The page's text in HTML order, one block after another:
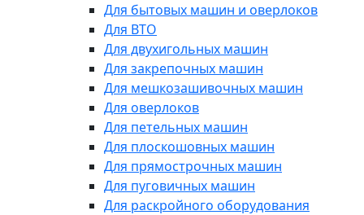
Для бытовых машин и оверлоков
Для ВТО
Для двухигольных машин
Для закрепочных машин
Для мешкозашивочных машин
Для оверлоков
Для петельных машин
Для плоскошовных машин
Для прямострочных машин
Для пуговичных машин
Для раскройного оборудования